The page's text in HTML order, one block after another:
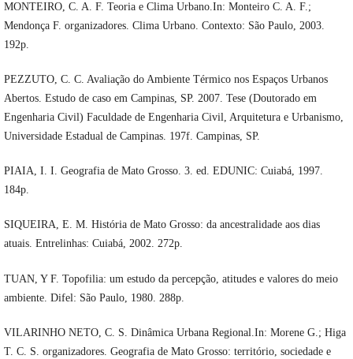
MONTEIRO, C. A. F. Teoria e Clima Urbano.In: Monteiro C. A. F.;
Mendonça F. organizadores. Clima Urbano. Contexto: São Paulo, 2003.
192p.
PEZZUTO, C. C. Avaliação do Ambiente Térmico nos Espaços Urbanos
Abertos. Estudo de caso em Campinas, SP. 2007. Tese (Doutorado em
Engenharia Civil) Faculdade de Engenharia Civil, Arquitetura e Urbanismo,
Universidade Estadual de Campinas. 197f. Campinas, SP.
PIAIA, I. I. Geografia de Mato Grosso. 3. ed. EDUNIC: Cuiabá, 1997.
184p.
SIQUEIRA, E. M. História de Mato Grosso: da ancestralidade aos dias
atuais. Entrelinhas: Cuiabá, 2002. 272p.
TUAN, Y F. Topofilia: um estudo da percepção, atitudes e valores do meio
ambiente. Difel: São Paulo, 1980. 288p.
VILARINHO NETO, C. S. Dinâmica Urbana Regional.In: Morene G.; Higa
T. C. S. organizadores. Geografia de Mato Grosso: território, sociedade e